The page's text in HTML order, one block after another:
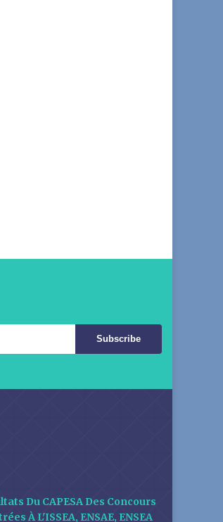
Subscribe
Du CAPESA Des Concours
À L'ISSEA, ENSAE, ENSEA